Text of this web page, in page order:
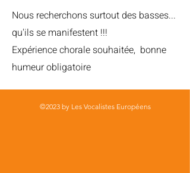
Nous recherchons surtout des basses...
qu'ils se manifestent !!!
Expérience chorale souhaitée, bonne
humeur obligatoire
©2023 by Les Vocalistes Européens